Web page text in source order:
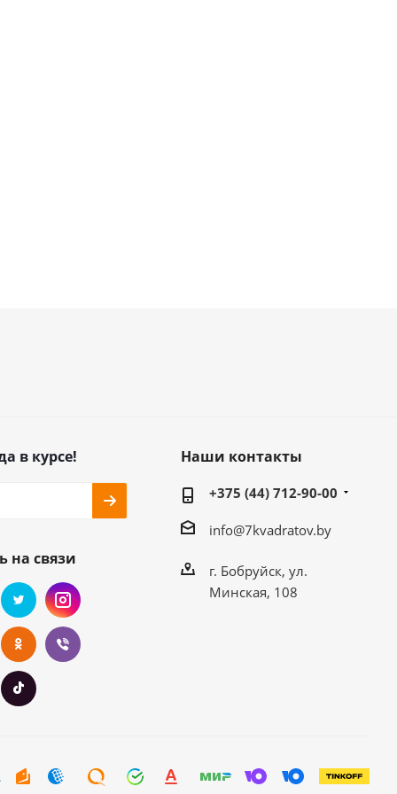
в курсе!
на связи
Наши контакты
+375 (44) 712-90-00
info@7kvadratov.by
г. Бобруйск, ул.
Минская, 108